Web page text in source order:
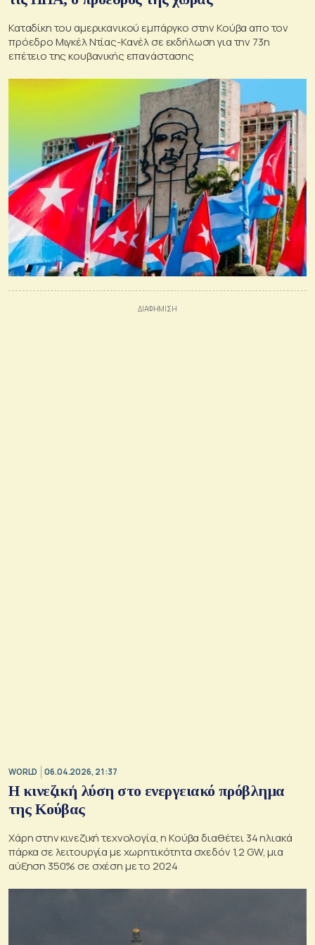
Καταδίκη του αμερικανικού εμπάργκο στην Κούβα απο τον
πρόεδρο Μιγκέλ Ντίας-Κανέλ σε εκδήλωση για την 73η
επέτειο της κουβανικής επανάστασης
WORLD 06.04.2026, 21:37
Η κινεζική λύση στο ενεργειακό πρόβλημα
της Κούβας
Χάρη στην κινεζική τεχνολογία, η Κούβα διαθέτει 34 ηλιακά
πάρκα σε λειτουργία με χωρητικότητα σχεδόν 1,2 GW, μια
αύξηση 350% σε σχέση με το 2024